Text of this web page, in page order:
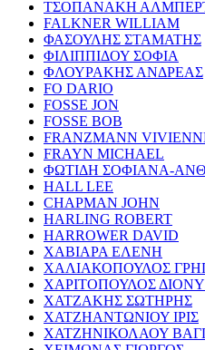
ΤΣΟΠΑΝΑΚΗ
FALKNER WILLIAM
ΦΑΣΟΥΛΗΣ ΣΤΑΜΑΤΗΣ
ΦΙΛΙΠΠΙΔΟΥ ΣΟΦΙΑ
ΦΛΟΥΡΑΚΗΣ ΑΝΔΡΕΑΣ
FO DARIO
FOSSE JON
FOSSE BOB
FRANZMANN
FRAYN MICHAEL
ΦΩΤΙΔΗ ΣΟΦΙΑΝΑ-
HALL LEE
CHAPMAN JOHN
HARLING ROBERT
HARROWER DAVID
ΧΑΒΙΑΡΑ ΕΛΕΝΗ
ΧΑΛΙΑΚΟΠΟΥΛΟΣ
ΧΑΡΙΤΟΠΟΥΛΟΣ
ΧΑΤΖΑΚΗΣ ΣΩΤΗΡΗΣ
ΧΑΤΖΗΑΝΤΩΝΙΟΥ ΙΡΙΣ
ΧΑΤΖΗΝΙΚΟΛΑΟΥ